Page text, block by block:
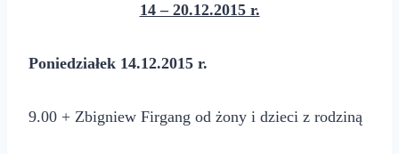
14 – 20.12.2015 r.
Poniedziałek 14.12.2015 r.
9.00 + Zbigniew Firgang od żony i dzieci z rodziną